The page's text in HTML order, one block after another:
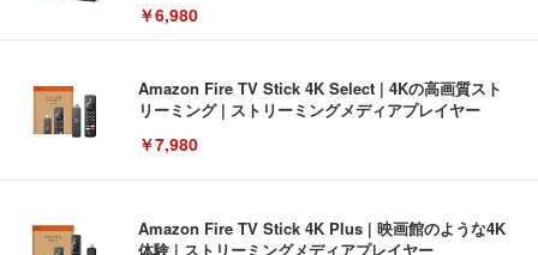
￥6,980
Amazon Fire TV Stick 4K Select | 4Kの高画質スト
リーミング | ストリーミングメディアプレイヤー
￥7,980
Amazon Fire TV Stick 4K Plus | 映画館のような4K
体験 | ストリーミングメディアプレイヤー